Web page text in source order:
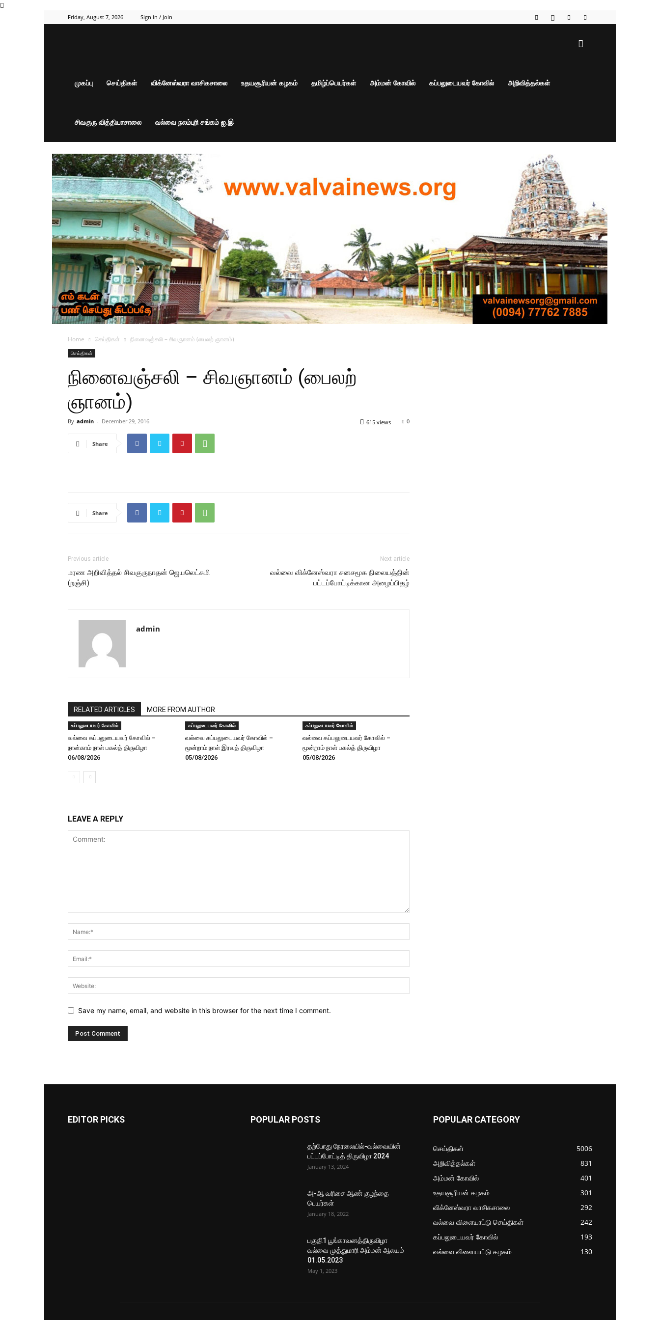
Friday, August 7, 2026 Sign in / Join
முகப்பு செய்திகள் விக்னேஸ்வரா வாசிகசாலை உதயசூரியன் கழகம் தமிழ்ப்பெயர்கள் அம்மன் கோவில் கப்பலுடையவர் கோவில் அறிவித்தல்கள்
சிவகுரு வித்தியாசாலை வல்வை நலம்புரி சங்கம் ஐ.இ
Home செய்திகள் நினைவஞ்சலி – சிவஞானம் (பைலற் ஞானம்)
செய்திகள்
நினைவஞ்சலி – சிவஞானம் (பைலற்
ஞானம்)
By admin - December 29, 2016 0
615 views
Share
Share
Previous article
மரண அறிவித்தல் சிவகுருநாதன் ஜெயலெட்சுமி
(றஞ்சி)
Next article
வல்வை விக்னேஸ்வரா சனசமூக நிலையத்தின்
பட்டப்போட்டிக்கான அழைப்பிதழ்
admin
RELATED ARTICLES MORE FROM AUTHOR
கப்பலுடையவர் கோவில்
வல்வை கப்பலுடையவர் கோவில் –
நான்காம் நாள் பகல்த் திருவிழா
06/08/2026
கப்பலுடையவர் கோவில்
வல்வை கப்பலுடையவர் கோவில் –
மூன்றாம் நாள் இரவுத் திருவிழா
05/08/2026
கப்பலுடையவர் கோவில்
வல்வை கப்பலுடையவர் கோவில் –
மூன்றாம் நாள் பகல்த் திருவிழா
05/08/2026
LEAVE A REPLY
Save my name, email, and website in this browser for the next time I comment.
EDITOR PICKS POPULAR POSTS
தற்போது நேரலையில்-வல்வையின்
பட்டப்போட்டித் திருவிழா 2024
January 13, 2024
அ-ஆ வரிசை ஆண் குழந்தை
பெயர்கள்
January 18, 2022
பகுதி1 பூங்காவனத்திருவிழா
வல்வை முத்துமாரி அம்மன் ஆலயம்
01.05.2023
May 1, 2023
POPULAR CATEGORY
செய்திகள்
5006
அறிவித்தல்கள்
831
அம்மன் கோவில்
401
உதயசூரியன் கழகம்
301
விக்னேஸ்வரா வாசிகசாலை
292
வல்வை விளையாட்டு செய்திகள்
242
கப்பலுடையவர் கோவில்
193
வல்வை விளையாட்டு கழகம்
130